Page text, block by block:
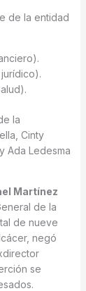
de la entidad
la
Cinty
Ada Ledesma
Martínez
de la
de nueve
negó
se